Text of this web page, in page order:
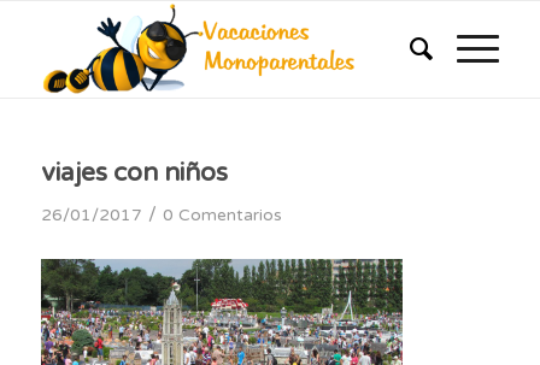
viajes con niños
26/01/2017 / 0 Comentarios